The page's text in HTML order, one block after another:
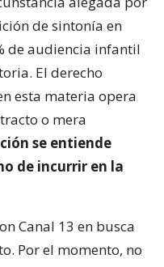
de sintonía en
de audiencia infantil
El derecho
esta materia opera
o mera
se entiende
de incurrir en la
Canal 13 en busca
Por el momento, no